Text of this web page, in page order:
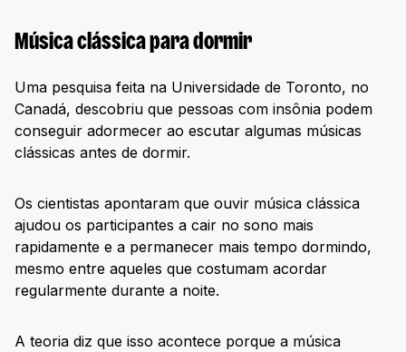
Música clássica para dormir
Uma pesquisa feita na Universidade de Toronto, no
Canadá, descobriu que pessoas com insônia podem
conseguir adormecer ao escutar algumas músicas
clássicas antes de dormir.
Os cientistas apontaram que ouvir música clássica
ajudou os participantes a cair no sono mais
rapidamente e a permanecer mais tempo dormindo,
mesmo entre aqueles que costumam acordar
regularmente durante a noite.
A teoria diz que isso acontece porque a música